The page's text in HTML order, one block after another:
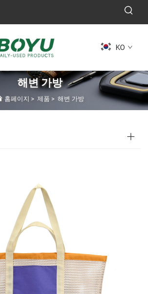
KO
해변 가방
홈페이지 > 제품 > 해변 가방